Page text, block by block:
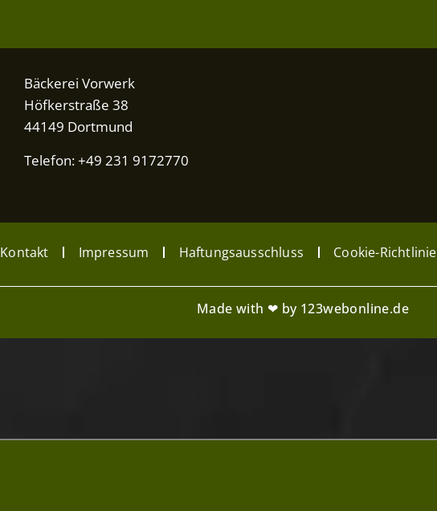
Bäckerei Vorwerk
Höfkerstraße 38
44149 Dortmund
Telefon: +49 231 9172770
Kontakt Impressum Haftungsausschluss Cookie-Richtlinie
Made with ❤ by 123webonline.de